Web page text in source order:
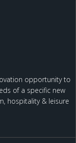
opportunity to
of a specific new
hospitality & leisure